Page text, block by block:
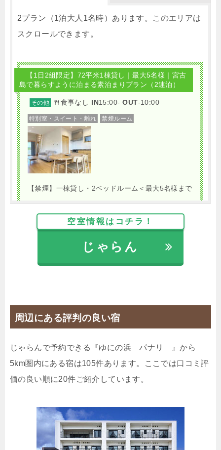
2プラン（1泊大人1名時）あります。このエリアは
スクロールできます。
【1日2組限定】72平米1棟貸し｜最大5名様｜宮古
島で暮らすように泊まる素泊まりプラン（2連泊）
その他 🍴食事なし IN15:00- OUT-10:00
特別室・スイート・離れ 禁煙ルーム
【禁煙】一棟貸し・2ベッドルーム＜最大5名様まで
＞
1泊大人1名合計（税込）
島で暮らすように泊まる素泊まりプラン（3連泊～）
特別室・スイート・離れ 禁煙ルーム
【禁煙】一棟貸し・2ベッドルーム＜最大5名様まで
空室情報はコチラ！
じゃらん
周辺にある評判の良い宿
じゃらんで予約できる『ゆにの浜 パナリ 』から
5km圏内にある宿は105件あります。ここでは口コミ評
価の良い順に20件ご紹介しています。